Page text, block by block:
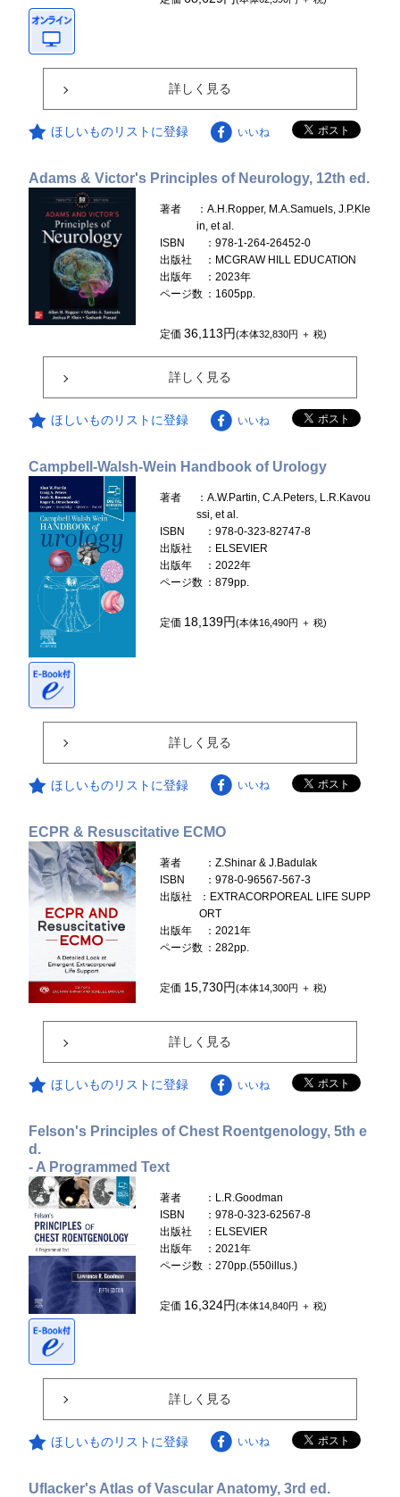
詳しく見る
ほしいものリストに登録 いいね
Adams & Victor's Principles of Neurology, 12th ed.
著者
：A.H.Ropper, M.A.Samuels, J.P.Kle
in, et al.
ISBN
：978-1-264-26452-0
出版社
：MCGRAW HILL EDUCATION
出版年
：2023年
ページ数 ：1605pp.
定価36,113円(本体32,830円 ＋ 税)
詳しく見る
ほしいものリストに登録 いいね
Campbell-Walsh-Wein Handbook of Urology
著者
：A.W.Partin, C.A.Peters, L.R.Kavou
ssi, et al.
ISBN
：978-0-323-82747-8
出版社
：ELSEVIER
出版年
：2022年
ページ数 ：879pp.
定価 18,139円(本体16,490円 ＋ 税)
詳しく見る
ほしいものリストに登録 いいね
ECPR & Resuscitative ECMO
著者
：Z.Shinar & J.Badulak
ISBN
：978-0-96567-567-3
出版社
：EXTRACORPOREAL LIFE SUPP
ORT
出版年
：2021年
ページ数 ：282pp.
定価 15,730円(本体14,300円 ＋ 税)
詳しく見る
ほしいものリストに登録 いいね
Felson's Principles of Chest Roentgenology, 5th e
d.
- A Programmed Text
著者
：L.R.Goodman
ISBN
：978-0-323-62567-8
出版社
：ELSEVIER
出版年
：2021年
ページ数 ：270pp.(550illus.)
定価 16,324円(本体14,840円 ＋ 税)
詳しく見る
ほしいものリストに登録 いいね
Uflacker's Atlas of Vascular Anatomy, 3rd ed.